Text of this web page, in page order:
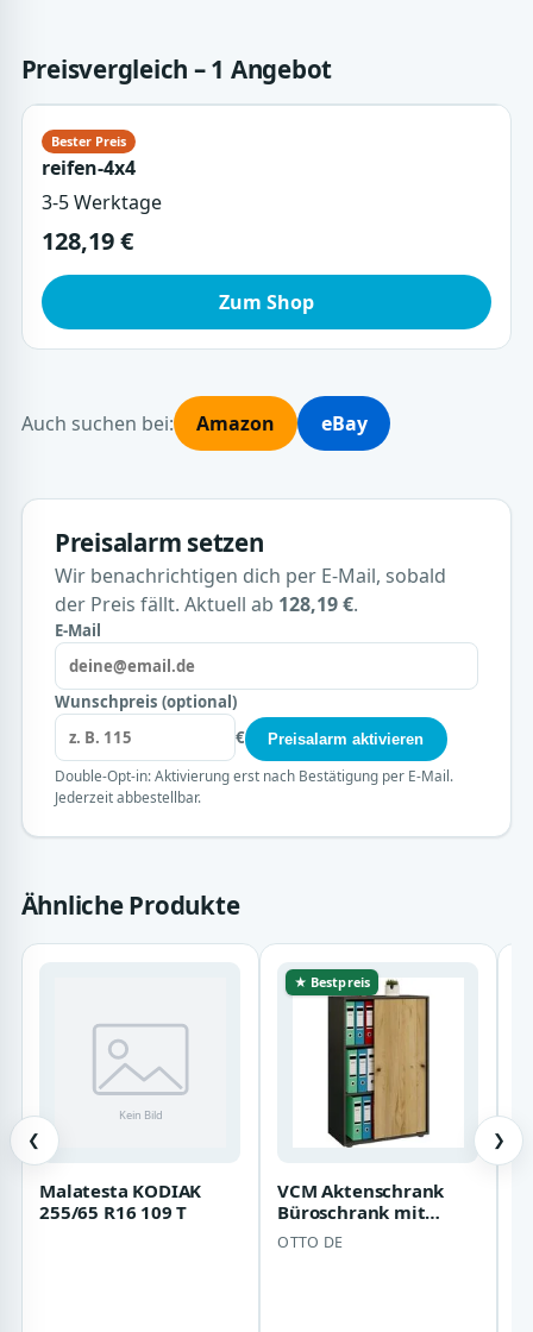
Preisvergleich – 1 Angebot
reifen-4x4
3-5 Werktage
128,19 €
Zum Shop
Auch suchen bei: Amazon eBay
Preisalarm setzen
Wir benachrichtigen dich per E-Mail, sobald
der Preis fällt. Aktuell ab 128,19 €.
E-Mail
Wunschpreis (optional)
€
Preisalarm aktivieren
Double-Opt-in: Aktivierung erst nach Bestätigung per E-Mail.
Jederzeit abbestellbar.
Ähnliche Produkte
❮
Malatesta KODIAK
255/65 R16 109 T
★ Bestpreis
VCM Aktenschrank
Büroschrank mit
Schiebtüren Lona B.
70 x H. 111 x mit…
OTTO DE
❯